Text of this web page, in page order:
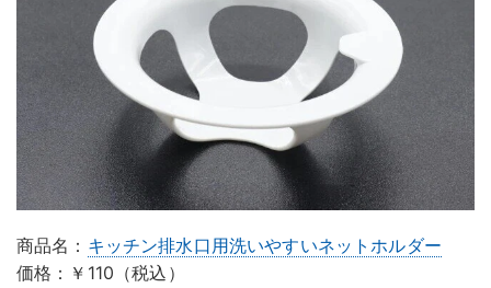
商品名： キッチン排水口用洗いやすいネットホルダー
価格：￥110（税込）